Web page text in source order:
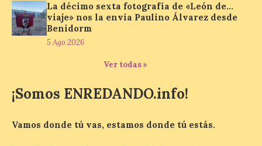
elaboradas por especialistas para
observar el eclipse con seguridad León, 7
de agosto de 2026. La programación […]
disfrutar el eclipse total
7 Ago 2026
La décimo sexta fotografía de «León de…
viaje» nos la envía Paulino Álvarez desde
Benidorm
5 Ago 2026
Ver todas »
¡Somos ENREDANDO.info!
Vamos donde tú vas, estamos donde tú estás.